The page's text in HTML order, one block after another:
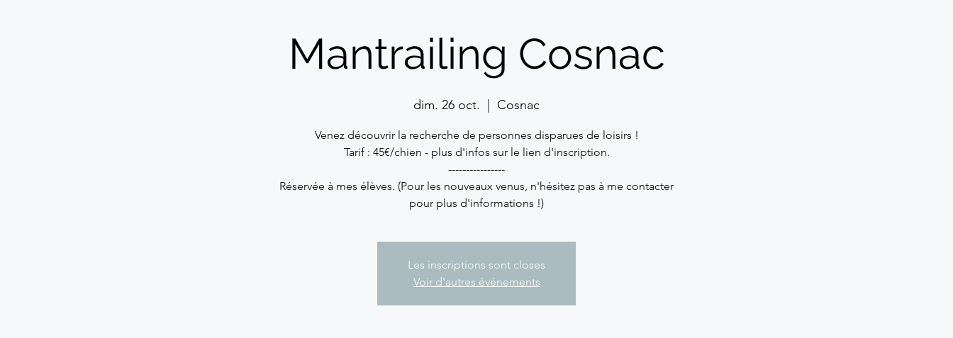
Mantrailing Cosnac
dim. 26 oct. Cosnac
Venez découvrir la recherche de personnes disparues de loisirs !
Tarif : 45€/chien - plus d'infos sur le lien d'inscription.
----------------
Réservée à mes élèves. (Pour les nouveaux venus, n'hésitez pas à me contacter
pour plus d'informations !)
Les inscriptions sont closes
Voir d'autres événements